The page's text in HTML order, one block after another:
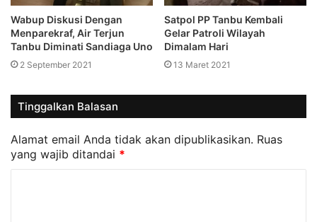
Wabup Diskusi Dengan
Menparekraf, Air Terjun
Tanbu Diminati Sandiaga Uno
2 September 2021
Satpol PP Tanbu Kembali
Gelar Patroli Wilayah
Dimalam Hari
13 Maret 2021
Tinggalkan Balasan
Alamat email Anda tidak akan dipublikasikan. Ruas
yang wajib ditandai *